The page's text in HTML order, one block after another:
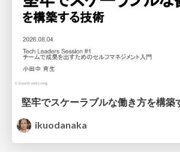
堅牢でスケーラブルな働き方を構築
ikuodanaka